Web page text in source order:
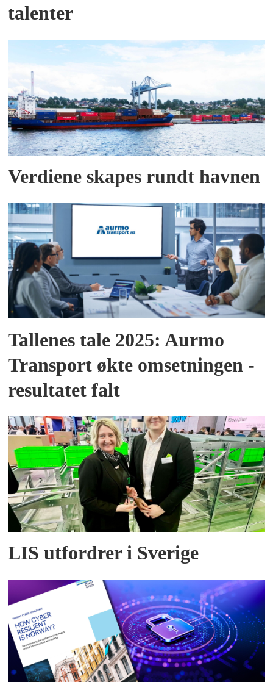
talenter
Verdiene skapes rundt havnen
Tallenes tale 2025: Aurmo
Transport økte omsetningen -
resultatet falt
LIS utfordrer i Sverige